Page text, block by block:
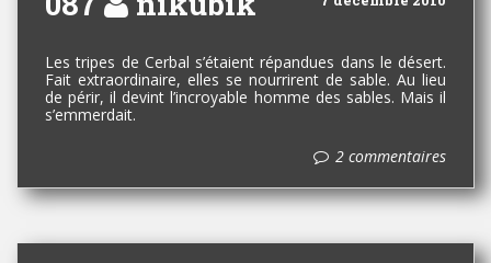
Les tripes de Cerbal s’étaient répandues dans le désert.
Fait extraordinaire, elles se nourrirent de sable. Au lieu
de périr, il devint l’incroyable homme des sables. Mais il
s’emmerdait.
2 commentaires